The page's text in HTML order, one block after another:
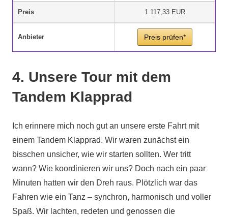
Preis 1.117,33 EUR
Anbieter Preis prüfen*
4. Unsere Tour mit dem
Tandem Klapprad
Ich erinnere mich noch gut an unsere erste Fahrt mit
einem Tandem Klapprad. Wir waren zunächst ein
bisschen unsicher, wie wir starten sollten. Wer tritt
wann? Wie koordinieren wir uns? Doch nach ein paar
Minuten hatten wir den Dreh raus. Plötzlich war das
Fahren wie ein Tanz – synchron, harmonisch und voller
Spaß. Wir lachten, redeten und genossen die